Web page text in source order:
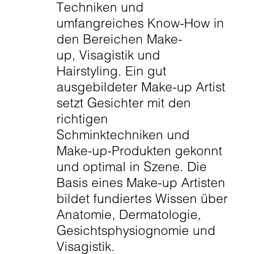
Techniken und
umfangreiches Know-How in
den Bereichen Make-
up, Visagistik und
Hairstyling. Ein gut
ausgebildeter Make-up Artist
setzt Gesichter mit den
richtigen
Schminktechniken und
Make-up-Produkten gekonnt
und optimal in Szene. Die
Basis eines Make-up Artisten
bildet fundiertes Wissen über
Anatomie, Dermatologie,
Gesichtsphysiognomie und
Visagistik.